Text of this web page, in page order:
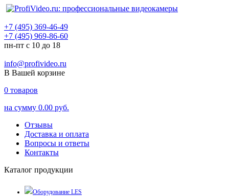
+7 (495) 369-46-49
+7 (495) 969-86-60
пн-пт с 10 до 18
info@profivideo.ru
В Вашей корзине
0 товаров
на сумму 0.00 руб.
Отзывы
Доставка и оплата
Вопросы и ответы
Контакты
Каталог продукции
Оборудование LES